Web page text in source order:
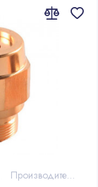
Производитель: Bystronic®